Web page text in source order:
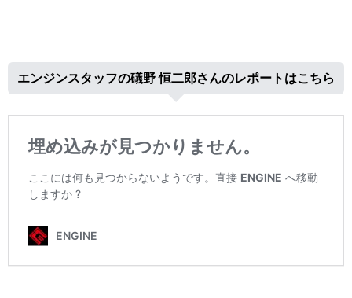
エンジンスタッフの礒野 恒二郎さんのレポートはこちら